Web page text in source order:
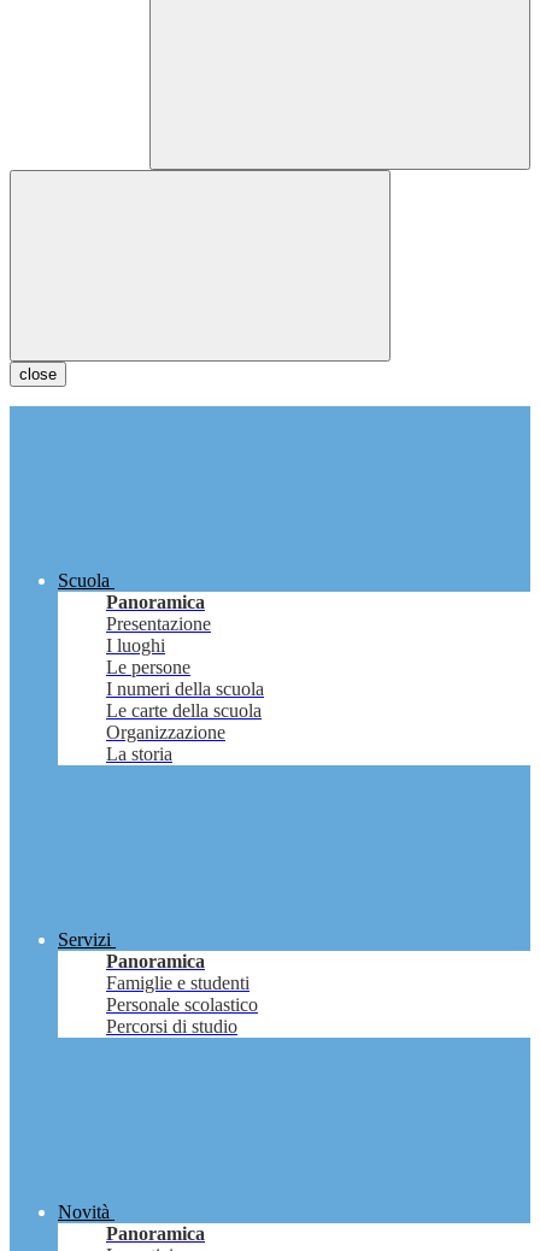
close
Scuola
Panoramica
Presentazione
I luoghi
Le persone
I numeri della scuola
Le carte della scuola
Organizzazione
La storia
Servizi
Panoramica
Famiglie e studenti
Personale scolastico
Percorsi di studio
Novità
Panoramica